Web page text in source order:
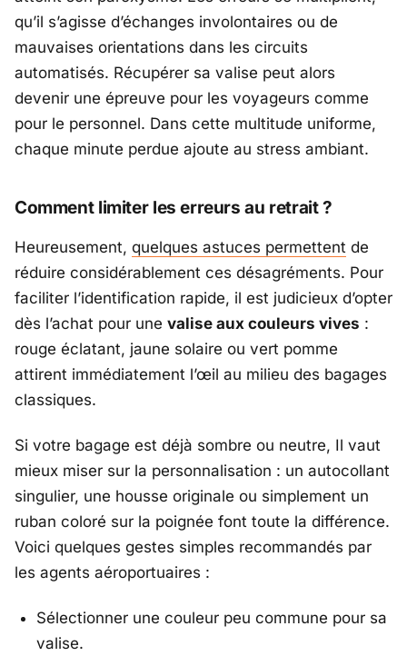
qu’il s’agisse d’échanges involontaires ou de
mauvaises orientations dans les circuits
automatisés. Récupérer sa valise peut alors
devenir une épreuve pour les voyageurs comme
pour le personnel. Dans cette multitude uniforme,
chaque minute perdue ajoute au stress ambiant.
Comment limiter les erreurs au retrait ?
Heureusement, quelques astuces permettent de
réduire considérablement ces désagréments. Pour
faciliter l’identification rapide, il est judicieux d’opter
dès l’achat pour une valise aux couleurs vives :
rouge éclatant, jaune solaire ou vert pomme
attirent immédiatement l’œil au milieu des bagages
classiques.
Si votre bagage est déjà sombre ou neutre, Il vaut
mieux miser sur la personnalisation : un autocollant
singulier, une housse originale ou simplement un
ruban coloré sur la poignée font toute la différence.
Voici quelques gestes simples recommandés par
les agents aéroportuaires :
Sélectionner une couleur peu commune pour sa
valise.